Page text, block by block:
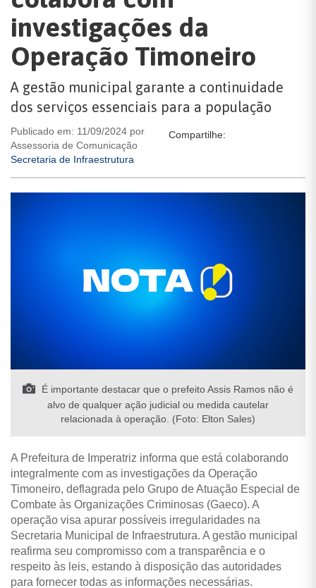
investigações da
Operação Timoneiro
A gestão municipal garante a continuidade
dos serviços essenciais para a população
Publicado em: 11/09/2024 por
Assessoria de Comunicação
Secretaria de Infraestrutura
Compartilhe:
É importante destacar que o prefeito Assis Ramos não é
alvo de qualquer ação judicial ou medida cautelar
relacionada à operação. (Foto: Elton Sales)
A Prefeitura de Imperatriz informa que está colaborando
integralmente com as investigações da Operação
Timoneiro, deflagrada pelo Grupo de Atuação Especial de
Combate às Organizações Criminosas (Gaeco). A
operação visa apurar possíveis irregularidades na
Secretaria Municipal de Infraestrutura. A gestão municipal
reafirma seu compromisso com a transparência e o
respeito às leis, estando à disposição das autoridades
para fornecer todas as informações necessárias.